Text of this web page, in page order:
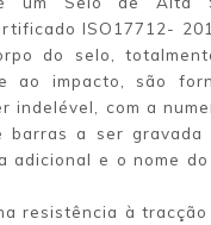
ISO17712-
do selo,
ao impacto, são
indelével, com a
barras a ser gravada
adicional e o nome
resistência à